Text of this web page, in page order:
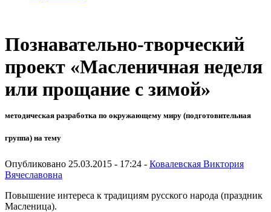
Познавательно-творческий
проект «Масленичная неделя
или прощание с зимой»
методическая разработка по окружающему миру (подготовительная
группа) на тему
Опубликовано 25.03.2015 - 17:24 - Ковалевская Виктория
Вячеславовна
Повышение интереса к традициям русского народа (праздник
Масленица).